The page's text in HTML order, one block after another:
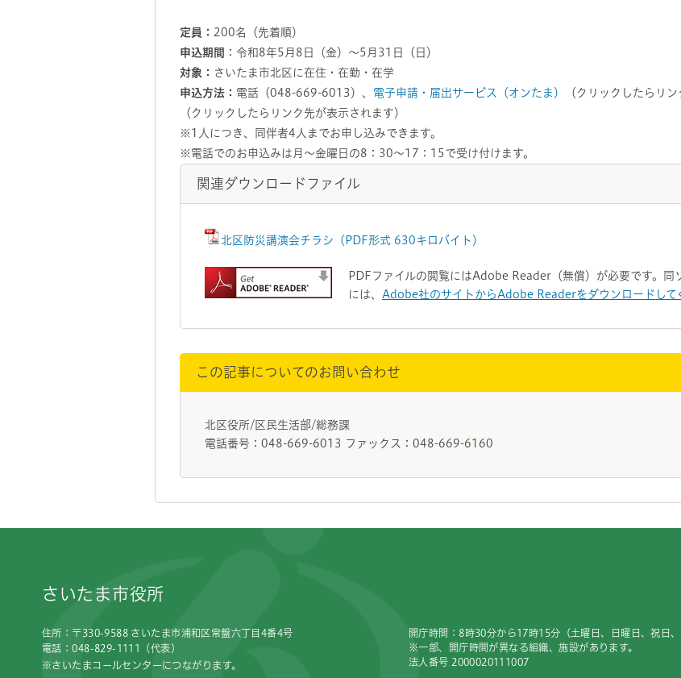
定員： 200名（先着順）
申込期間 ：令和8年5月8日（金）～5月31日（日）
対象： さいたま市北区に在住・在勤・在学
申込方法： 電話（048-669-6013）、 電子申請・届出サービス（オンたま） （クリックしたらリ
（クリックしたらリンク先が表示されます）
※1人につき、同伴者4人までお申し込みできます。
※電話でのお申込みは月～金曜日の8：30～17：15で受け付けます。
関連ダウンロードファイル
北区防災講演会チラシ（PDF形式 630キロバイト）
PDFファイルの閲覧にはAdobe Reader（無償）が必要です。同
には、 Adobe社のサイトからAdobe Readerをダウンロードして
この記事についてのお問い合わせ
北区役所/区民生活部/総務課
電話番号：048-669-6013 ファックス：048-669-6160
さいたま市役所
住所：〒330-9588 さいたま市浦和区常盤六丁目4番4号
電話：048-829-1111（代表）
※さいたまコールセンターにつながります。
開庁時間：8時30分から17時15分（土曜日、日曜日、祝日、
※一部、開庁時間が異なる組織、施設があります。
法人番号 2000020111007